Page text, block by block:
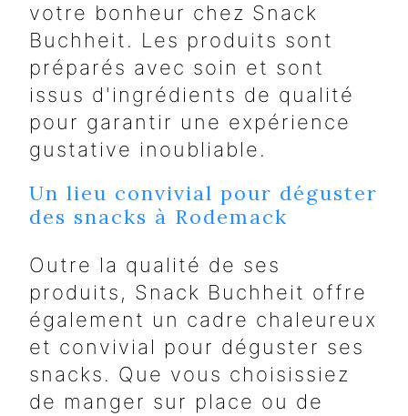
votre bonheur chez Snack
Buchheit. Les produits sont
préparés avec soin et sont
issus d'ingrédients de qualité
pour garantir une expérience
gustative inoubliable.
Un lieu convivial pour déguster
des snacks à Rodemack
Outre la qualité de ses
produits, Snack Buchheit offre
également un cadre chaleureux
et convivial pour déguster ses
snacks. Que vous choisissiez
de manger sur place ou de